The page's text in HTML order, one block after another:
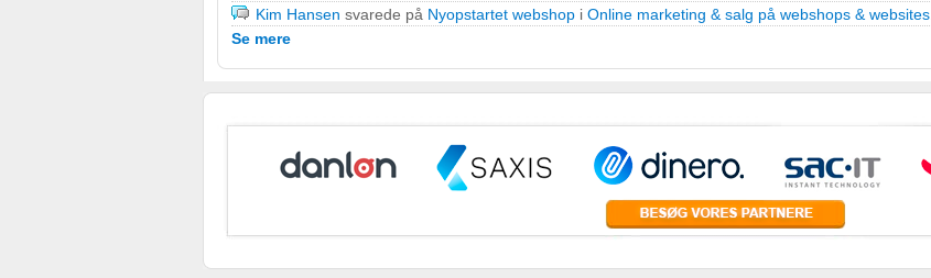
Kim Hansen svarede på Nyopstartet webshop i Online marketing & salg på webshops & websites
Se mere